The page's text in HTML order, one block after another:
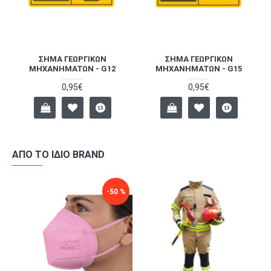
ΣΉΜΑ ΓΕΩΡΓΙΚΏΝ
ΜΗΧΑΝΗΜΆΤΩΝ - G12
0,95€
ΣΉΜΑ ΓΕΩΡΓΙΚΏΝ
ΜΗΧΑΝΗΜΆΤΩΝ - G15
0,95€
ΑΠΌ ΤΟ ΊΔΙΟ BRAND
-50 %